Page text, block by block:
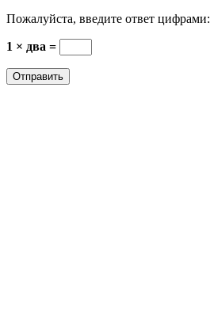
Пожалуйста, введите ответ цифрами:
1 × два =